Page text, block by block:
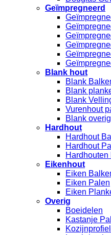
Geïmpregneerd
Blank hout
Blank
Blank
Blank
Vurenhout
Blank overig
Hardhout
Hardhout
Hardhout
Hardhouten
Eikenhout
Eiken
Eiken Palen
Eiken
Overig
Boeidelen
Kastanje